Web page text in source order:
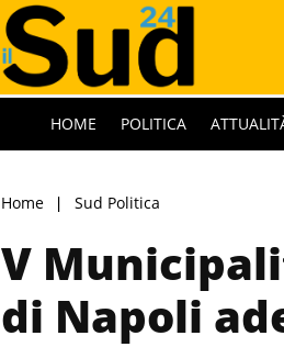
HOME POLITICA
Home Sud Politica
V
di Napoli